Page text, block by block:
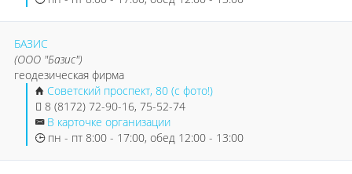
БАЗИС
(ООО "Базис")
геодезическая фирма
Советский проспект, 80 (с фото!)
8 (8172) 72-90-16, 75-52-74
В карточке организации
пн - пт 8:00 - 17:00, обед 12:00 - 13:00